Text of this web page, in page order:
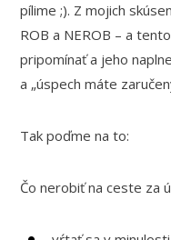
pílime ;). Z mojich
ROB a NEROB – a
pripomínať a jeho
a „úspech máte
Tak poďme na to:
Čo nerobiť na ceste za